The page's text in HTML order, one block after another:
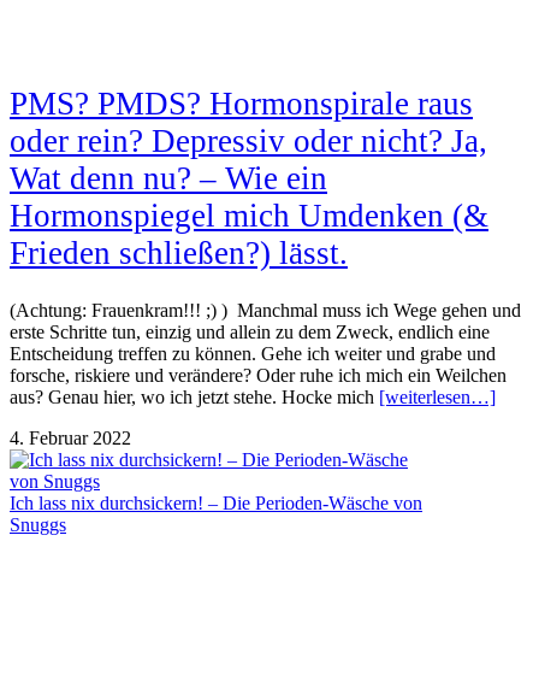
PMS? PMDS? Hormonspirale raus
oder rein? Depressiv oder nicht? Ja,
Wat denn nu? – Wie ein
Hormonspiegel mich Umdenken (&
Frieden schließen?) lässt.
(Achtung: Frauenkram!!! ;) ) Manchmal muss ich Wege gehen und
erste Schritte tun, einzig und allein zu dem Zweck, endlich eine
Entscheidung treffen zu können. Gehe ich weiter und grabe und
forsche, riskiere und verändere? Oder ruhe ich mich ein Weilchen
aus? Genau hier, wo ich jetzt stehe. Hocke mich [weiterlesen…]
4. Februar 2022
Ich lass nix durchsickern! – Die Perioden-Wäsche von
Snuggs